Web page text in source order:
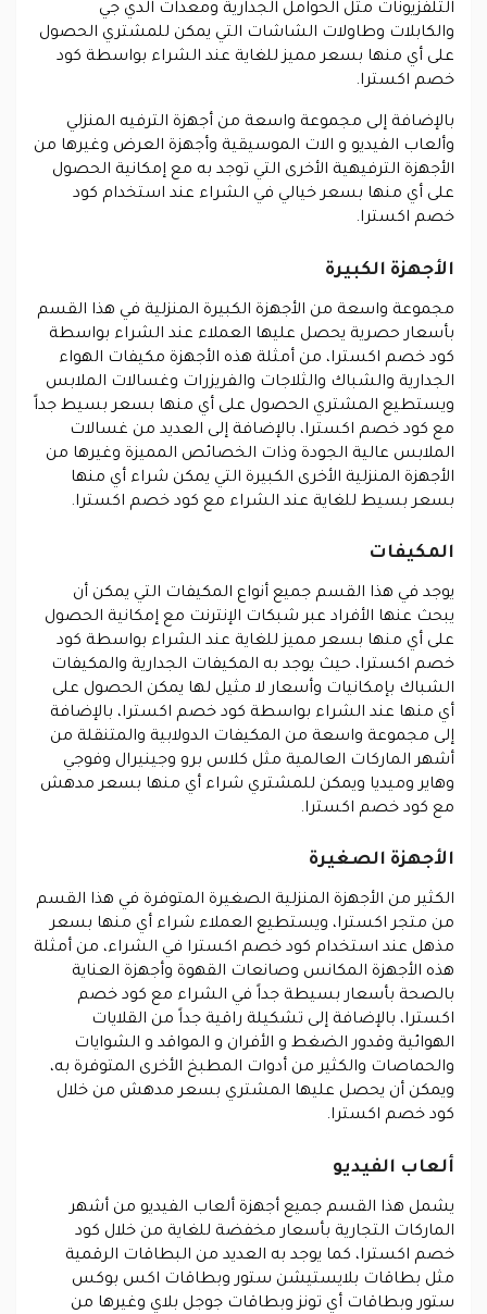
التلفزيونات مثل الحوامل الجدارية ومعدات الدي جي
والكابلات وطاولات الشاشات التي يمكن للمشتري الحصول
على أي منها بسعر مميز للغاية عند الشراء بواسطة كود
خصم اكسترا.
بالإضافة إلى مجموعة واسعة من أجهزة الترفيه المنزلي
وألعاب الفيديو و الات الموسيقية وأجهزة العرض وغيرها من
الأجهزة الترفيهية الأخرى التي توجد به مع إمكانية الحصول
على أي منها بسعر خيالي في الشراء عند استخدام كود
خصم اكسترا.
الأجهزة الكبيرة
مجموعة واسعة من الأجهزة الكبيرة المنزلية في هذا القسم
بأسعار حصرية يحصل عليها العملاء عند الشراء بواسطة
كود خصم اكسترا، من أمثلة هذه الأجهزة مكيفات الهواء
الجدارية والشباك والثلاجات والفريزرات وغسالات الملابس
ويستطيع المشتري الحصول على أي منها بسعر بسيط جداً
مع كود خصم اكسترا، بالإضافة إلى العديد من غسالات
الملابس عالية الجودة وذات الخصائص المميزة وغيرها من
الأجهزة المنزلية الأخرى الكبيرة التي يمكن شراء أي منها
بسعر بسيط للغاية عند الشراء مع كود خصم اكسترا.
المكيفات
يوجد في هذا القسم جميع أنواع المكيفات التي يمكن أن
يبحث عنها الأفراد عبر شبكات الإنترنت مع إمكانية الحصول
على أي منها بسعر مميز للغاية عند الشراء بواسطة كود
خصم اكسترا، حيث يوجد به المكيفات الجدارية والمكيفات
الشباك بإمكانيات وأسعار لا مثيل لها يمكن الحصول على
أي منها عند الشراء بواسطة كود خصم اكسترا، بالإضافة
إلى مجموعة واسعة من المكيفات الدولابية والمتنقلة من
أشهر الماركات العالمية مثل كلاس برو وجينيرال وفوجي
وهاير وميديا ويمكن للمشتري شراء أي منها بسعر مدهش
مع كود خصم اكسترا.
الأجهزة الصغيرة
الكثير من الأجهزة المنزلية الصغيرة المتوفرة في هذا القسم
من متجر اكسترا، ويستطيع العملاء شراء أي منها بسعر
مذهل عند استخدام كود خصم اكسترا في الشراء، من أمثلة
هذه الأجهزة المكانس وصانعات القهوة وأجهزة العناية
بالصحة بأسعار بسيطة جداً في الشراء مع كود خصم
اكسترا، بالإضافة إلى تشكيلة راقية جداً من القلايات
الهوائية وقدور الضغط و الأفران و المواقد و الشوايات
والحماصات والكثير من أدوات المطبخ الأخرى المتوفرة به،
ويمكن أن يحصل عليها المشتري بسعر مدهش من خلال
كود خصم اكسترا.
ألعاب الفيديو
يشمل هذا القسم جميع أجهزة ألعاب الفيديو من أشهر
الماركات التجارية بأسعار مخفضة للغاية من خلال كود
خصم اكسترا، كما يوجد به العديد من البطاقات الرقمية
مثل بطاقات بلايستيشن ستور وبطاقات اكس بوكس
ستور وبطاقات أي تونز وبطاقات جوجل بلاي وغيرها من